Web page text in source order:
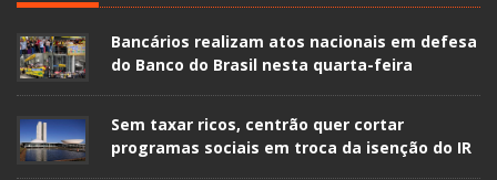
Bancários realizam atos nacionais em defesa
do Banco do Brasil nesta quarta-feira
Sem taxar ricos, centrão quer cortar
programas sociais em troca da isenção do IR